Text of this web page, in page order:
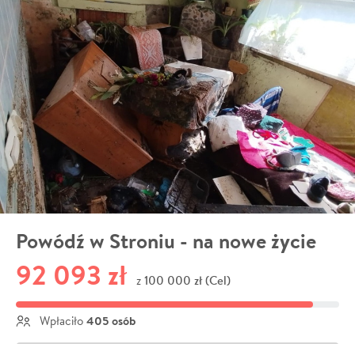
Powódź w Stroniu - na nowe życie
92 093 zł z 100 000 zł (Cel)
Wpłaciło 405 osób